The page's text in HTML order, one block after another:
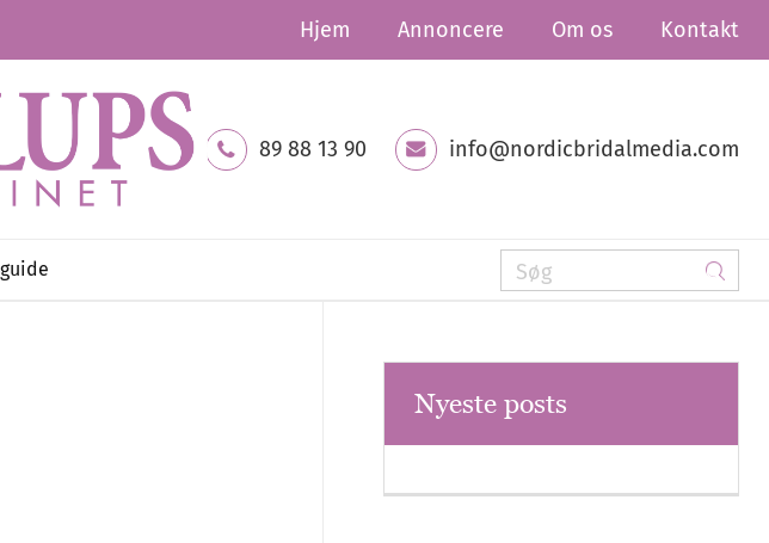
Hjem Annoncere Om os Kontakt
89 88 13 90 info@nordicbridalmedia.com
Nyeste posts